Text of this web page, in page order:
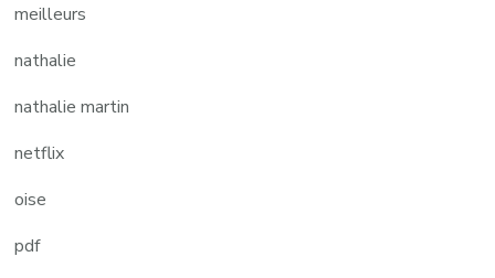
meilleurs
nathalie
nathalie martin
netflix
oise
pdf